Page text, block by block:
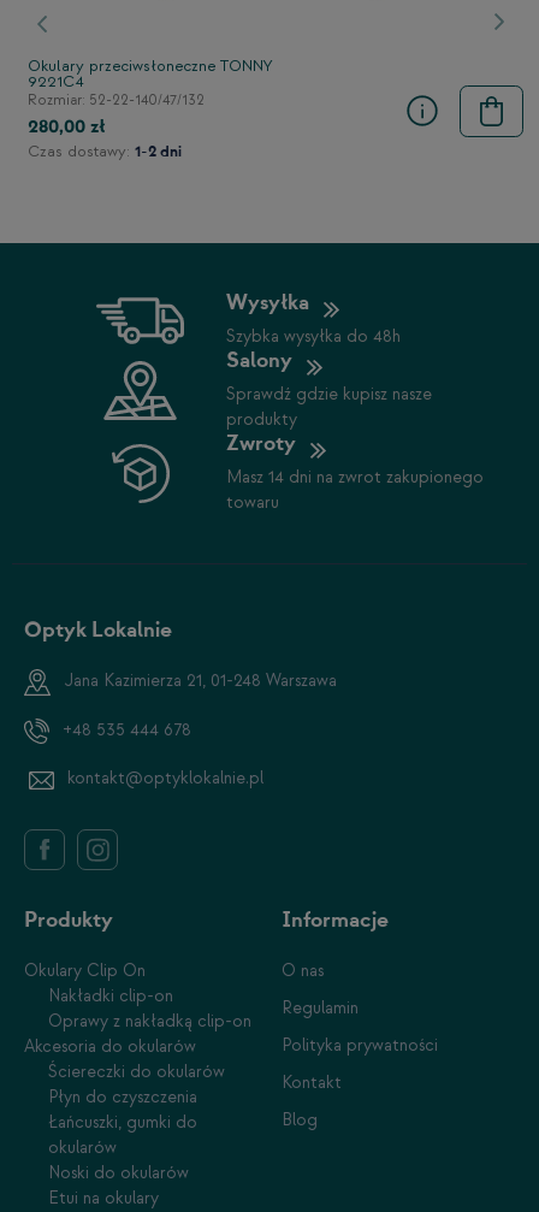
Poprzedni
Okulary przeciwsłoneczne TONNY
9221C4
Rozmiar: 52-22-140/47/132
280,00 zł
Czas dostawy: 1-2 dni
Wysyłka
Szybka wysyłka do 48h
Salony
Sprawdź gdzie kupisz nasze
produkty
Zwroty
Masz 14 dni na zwrot zakupionego
towaru
Optyk Lokalnie
Jana Kazimierza 21, 01-248 Warszawa
+48 535 444 678
kontakt@optyklokalnie.pl
Produkty
Okulary Clip On
Nakładki clip-on
Oprawy z nakładką clip-on
Akcesoria do okularów
Ściereczki do okularów
Płyn do czyszczenia
Łańcuszki, gumki do
okularów
Noski do okularów
Etui na okulary
Informacje
O nas
Regulamin
Polityka prywatności
Kontakt
Blog